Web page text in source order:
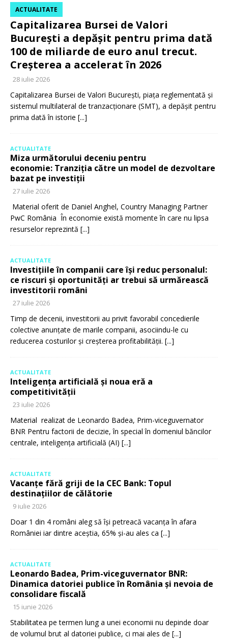
Capitalizarea Bursei de Valori
București a depășit pentru prima dată
100 de miliarde de euro anul trecut.
Creșterea a accelerat în 2026
ACTUALITATE
28 iulie 2026
Capitalizarea Bursei de Valori București, piața reglementată și
sistemul multilateral de tranzacționare (SMT), a depășit pentru
prima dată în istorie [...]
ACTUALITATE
Miza următorului deceniu pentru
economie: Tranziția către un model de dezvoltare
bazat pe investiții
27 iulie 2026
Material oferit de Daniel Anghel, Country Managing Partner
PwC România În economie există momente în care nu lipsa
resurselor reprezintă [...]
ACTUALITATE
Investițiile în companii care își reduc personalul:
ce riscuri și oportunități ar trebui să urmărească
investitorii români
27 iulie 2026
Timp de decenii, investitorii au privit favorabil concedierile
colective anunțate de marile companii, asociindu-le cu
reducerea costurilor și creșterea profitabilității. [...]
ACTUALITATE
Inteligența artificială și noua eră a
competitivității
23 iulie 2026
Material realizat de Leonardo Badea, Prim-viceguvernator
BNR Pentru factorii de decizie, în special în domeniul băncilor
centrale, inteligența artificială (AI) [...]
ACTUALITATE
Vacanțe fără griji de la CEC Bank: Topul
destinațiilor de călătorie
9 iulie 2026
Doar 1 din 4 români aleg să își petreacă vacanța în afara
României iar dintre aceștia, 65% și-au ales ca [...]
ACTUALITATE
Leonardo Badea, Prim-viceguvernator BNR:
Dinamica datoriei publice în România și nevoia de
consolidare fiscală
15 iunie 2026
Stabilitatea pe termen lung a unei economii nu depinde doar
de volumul brut al datoriei publice, ci mai ales de [...]